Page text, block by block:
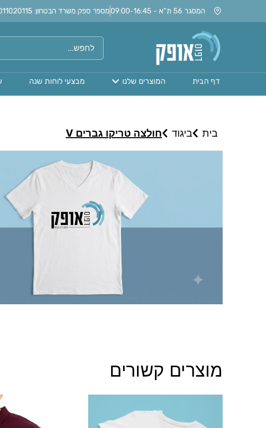
המסגר 56 ת"א - 09:00-16:45 מספר ספק משרד הבטחון: 0011020115
דף הבית המוצרים שלנו מבצעי לוחות שנה
בית ביגוד חולצה טריקו גברים V
מוצרים קשורים